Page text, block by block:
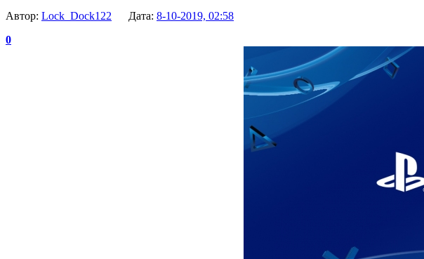
Автор: Lock_Dock122 Дата: 8-10-2019, 02:58
0